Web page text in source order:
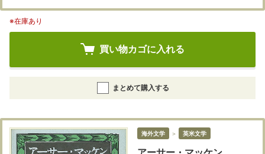
※在庫あり
買い物カゴに入れる
まとめて購入する
海外文学 ＞ 英米文学